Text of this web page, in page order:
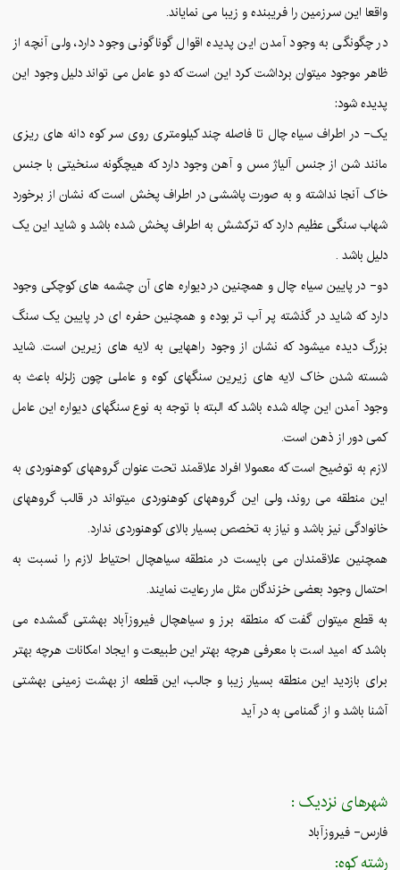
واقعا این سرزمین را فریبنده و زیبا می نمایاند.
در چگونگی به وجود آمدن این پدیده اقوال گوناگونی وجود دارد، ولی آنچه از
ظاهر موجود میتوان برداشت کرد این است که دو عامل می تواند دلیل وجود این
پدیده شود:
یک- در اطراف سیاه چال تا فاصله چند کیلومتری روی سر کوه دانه های ریزی
مانند شن از جنس آلیاژ مس و آهن وجود دارد که هیچگونه سنخیتی با جنس
خاک آنجا نداشته و به صورت پاششی در اطراف پخش است که نشان از برخورد
شهاب سنگی عظیم دارد که ترکشش به اطراف پخش شده باشد و شاید این یک
دلیل باشد .
دو- در پایین سیاه چال و همچنین در دیواره های آن چشمه های کوچکی وجود
دارد که شاید در گذشته پر آب تر بوده و همچنین حفره ای در پایین یک سنگ
بزرگ دیده میشود که نشان از وجود راههایی به لایه های زیرین است. شاید
شسته شدن خاک لایه های زیرین سنگهای کوه و عاملی چون زلزله باعث به
وجود آمدن این چاله شده باشد که البته با توجه به نوع سنگهای دیواره این عامل
کمی دور از ذهن است.
لازم به توضیح است که معمولا افراد علاقمند تحت عنوان گروههای کوهنوردی به
این منطقه می روند، ولی این گروههای کوهنوردی میتواند در قالب گروههای
خانوادگی نیز باشد و نیاز به تخصص بسیار بالای کوهنوردی ندارد.
همچنین علاقمندان می بایست در منطقه سیاهچال احتیاط لازم را نسبت به
احتمال وجود بعضی خزندگان مثل مار رعایت نمایند.
به قطع میتوان گفت که منطقه برز و سیاهچال فیروزآباد بهشتی گمشده می
باشد که امید است با معرفی هرچه بهتر این طبیعت و ایجاد امکانات هرچه بهتر
برای بازدید این منطقه بسیار زیبا و جالب، این قطعه از بهشت زمینی بهشتی
آشنا باشد و از گمنامی به در آید
شهرهای نزدیک :
فارس- فیروزآباد
رشته کوه: